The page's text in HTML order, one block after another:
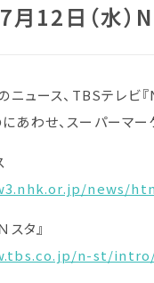
12日（水）
ュース、TBSテレビ
あわせ、スーパーマー
news/
スタ』
n-st/